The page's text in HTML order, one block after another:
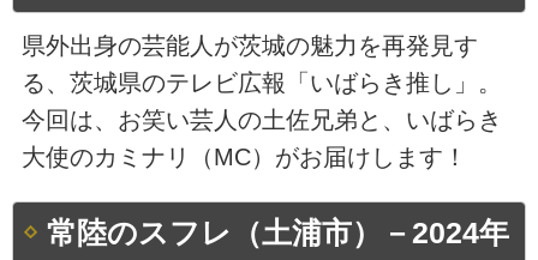
県外出身の芸能人が茨城の魅力を再発見す
る、茨城県のテレビ広報「いばらき推し」。
今回は、お笑い芸人の土佐兄弟と、いばらき
大使のカミナリ（MC）がお届けします！
常陸のスフレ（土浦市）－2024年